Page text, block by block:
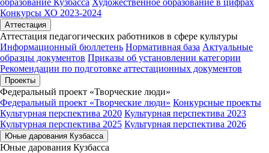
Конкурсы ХО 2023-2024
Аттестация
Аттестация педагогических работников в сфере культуры
Информационный бюллетень Нормативная база Актуальные
образцы документов Приказы об установлении категории
Рекомендации по подготовке аттестационных документов
Проекты
Федеральный проект «Творческие люди»
Федеральный проект «Творческие люди» Конкурсные проекты
Культурная перспектива 2020 Культурная перспектива 2023
Культурная перспектива 2025 Культурная перспектива 2026
Юные дарования Кузбасса
Юные дарования Кузбасса